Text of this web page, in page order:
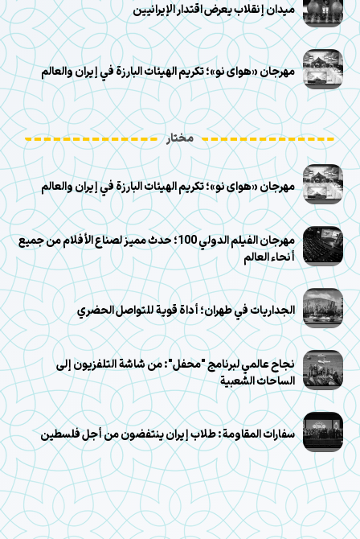
ميدان إنقلاب يعرض اقتدار الإيرانيين
مهرجان «هوای نو»؛ تكريم الهيئات البارزة في إيران والعالم
مختار
مهرجان «هوای نو»؛ تكريم الهيئات البارزة في إيران والعالم
مهرجان الفيلم الدولي 100؛ حدث مميز لصناع الأفلام من جميع
أنحاء العالم
الجداريات في طهران؛ أداة قوية للتواصل الحضري
نجاح عالمي لبرنامج "محفل": من شاشة التلفزيون إلى
الساحات الشعبية
سفارات المقاومة: طلاب إيران ينتفضون من أجل فلسطين